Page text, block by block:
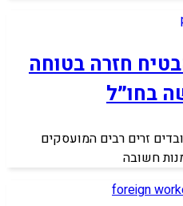
חזרה בטוחה
בחו״ל
זרים רבים המועסקים
חשובה